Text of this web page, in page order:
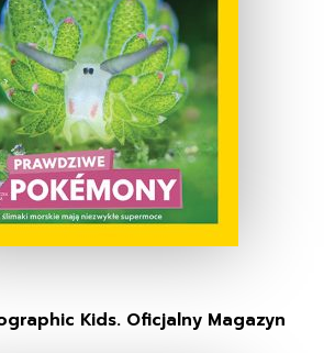
Kids. Oficjalny Magazyn